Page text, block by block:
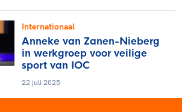
Internationaal
Anneke van Zanen-Nieberg
in werkgroep voor veilige
sport van IOC
22 juli 2025